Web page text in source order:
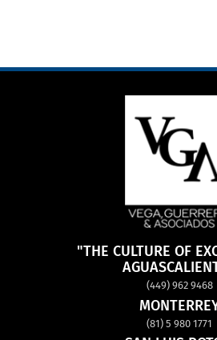
"THE CULTURE OF
(449) 962 9468
(81) 5 980 1771